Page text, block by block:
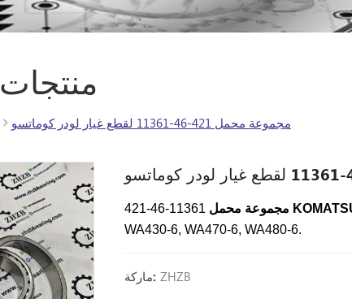
منتجات
مجموعة محمل 421-46-11361 لقطع غيار لودر كوماتسو
421-46-11361
WA430-6, WA470-6, WA480-6.
ماركة: ZHZB